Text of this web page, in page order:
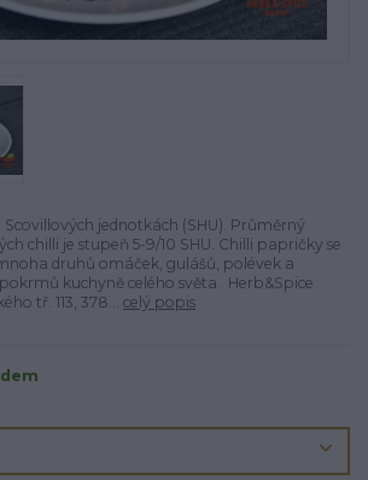
jednotkách (SHU). Průměrný
chilli je stupeň 5-9/10 SHU. Chilli papričky se
druhů omáček, gulášů, polévek a
kuchyně celého světa. Herb&Spice
tř. 113, 378... celý popis